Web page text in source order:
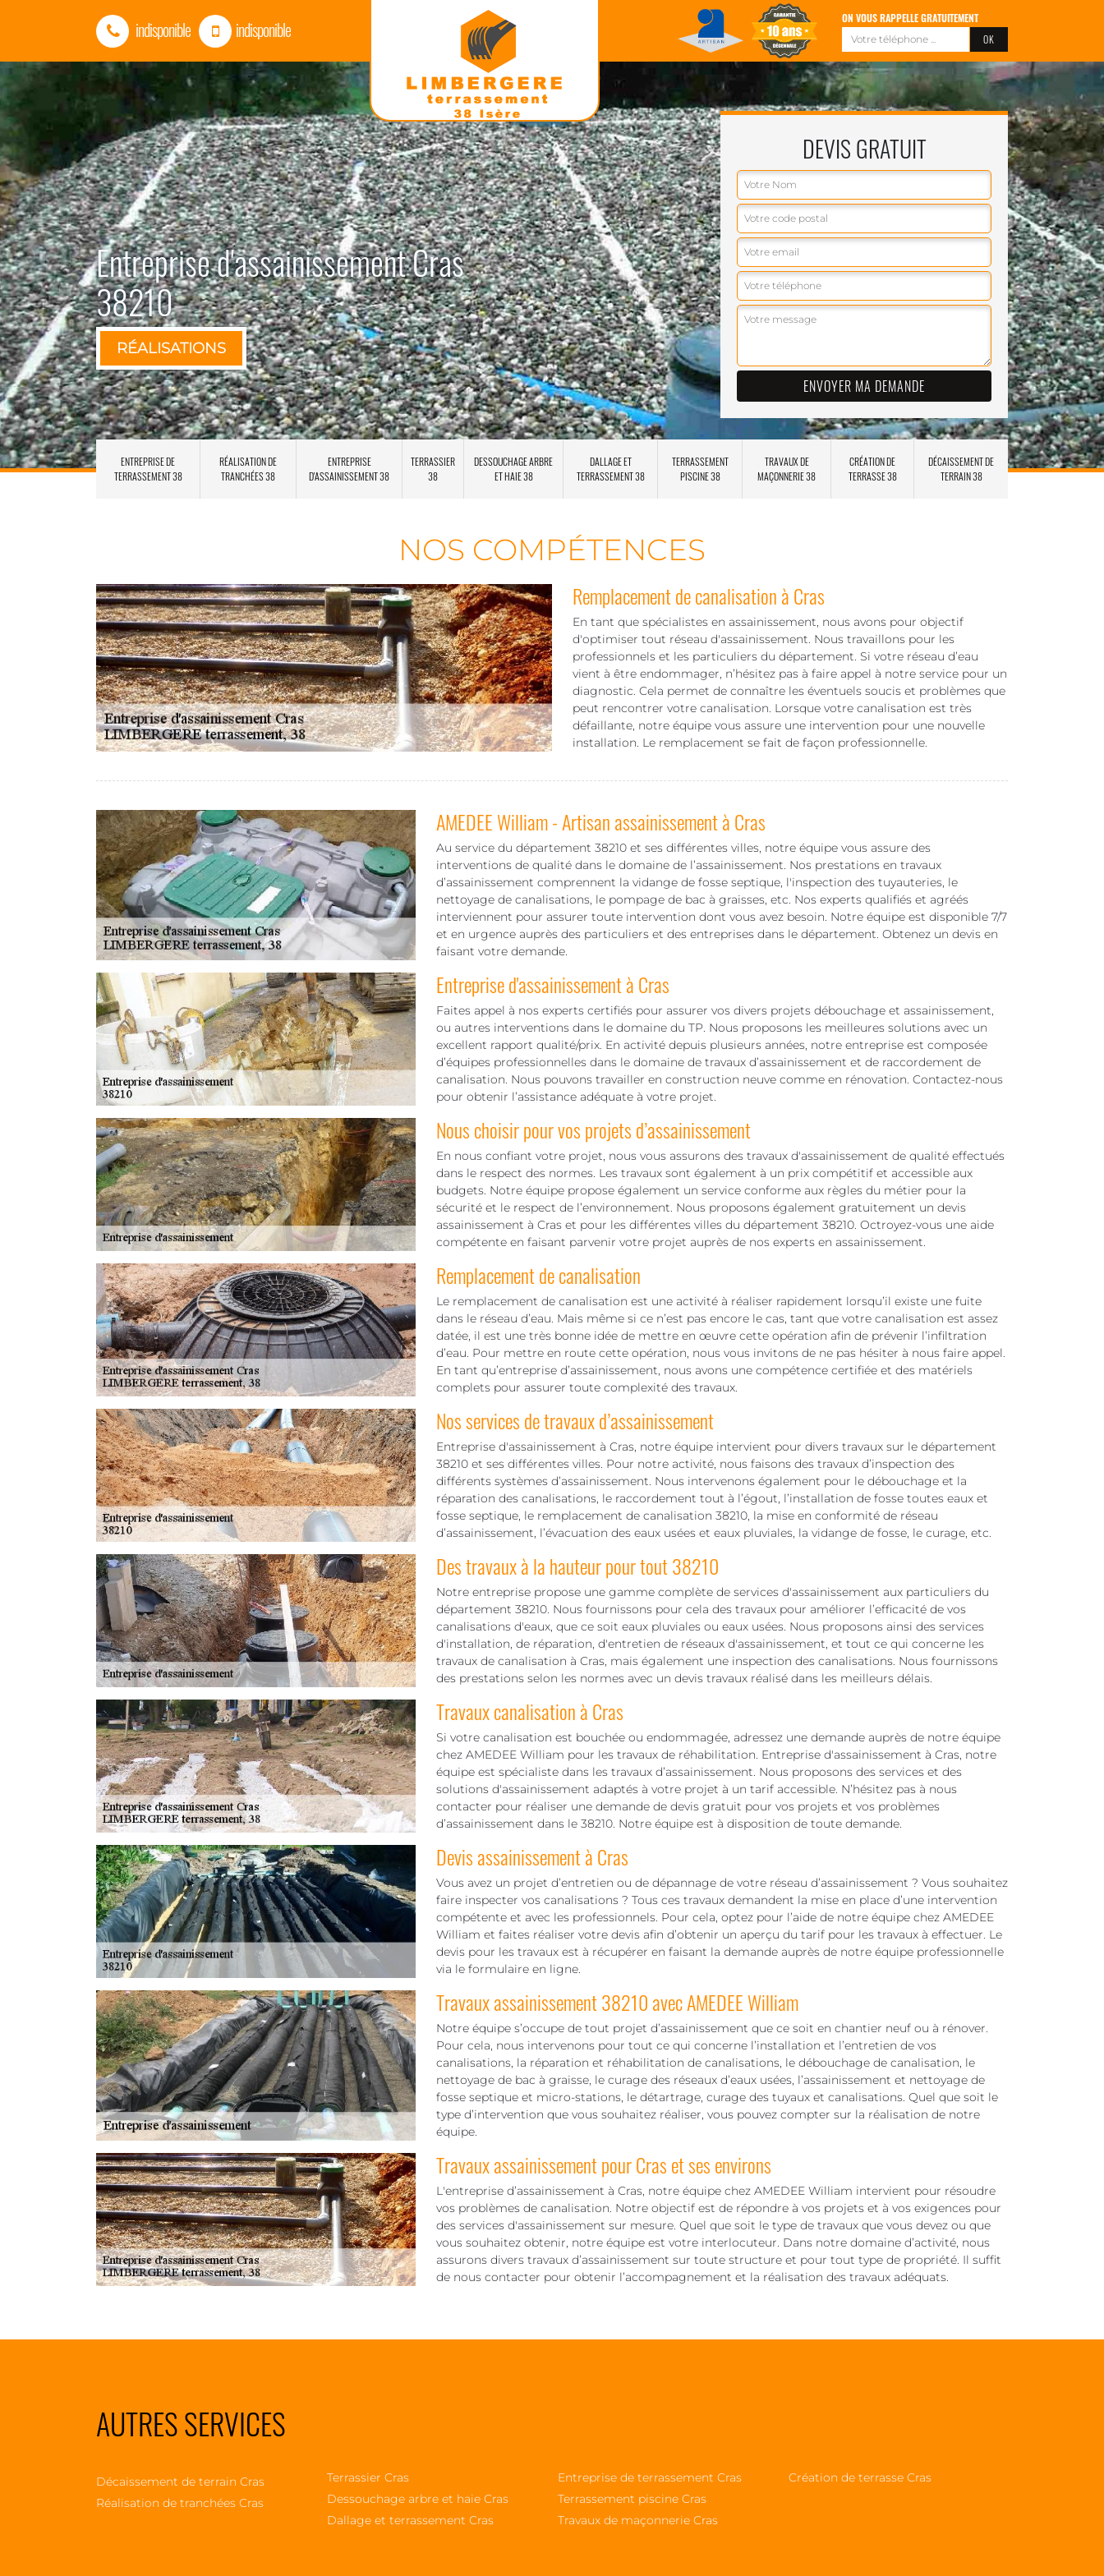
indisponible indisponible ON VOUS RAPPELLE GRATUITEMENT
Entreprise d'assainissement Cras
38210
RÉALISATIONS
DEVIS GRATUIT
ENTREPRISE DE
TERRASSEMENT 38
RÉALISATION DE
TRANCHÉES 38
ENTREPRISE
D'ASSAINISSEMENT 38
TERRASSIER
38
DESSOUCHAGE ARBRE
ET HAIE 38
DALLAGE ET
TERRASSEMENT 38
TERRASSEMENT
PISCINE 38
TRAVAUX DE
MAÇONNERIE 38
CRÉATION DE
TERRASSE 38
DÉCAISSEMENT DE
TERRAIN 38
NOS COMPÉTENCES
Remplacement de canalisation à Cras
En tant que spécialistes en assainissement, nous avons pour objectif
d'optimiser tout réseau d'assainissement. Nous travaillons pour les
professionnels et les particuliers du département. Si votre réseau d’eau
vient à être endommager, n’hésitez pas à faire appel à notre service pour un
diagnostic. Cela permet de connaître les éventuels soucis et problèmes que
peut rencontrer votre canalisation. Lorsque votre canalisation est très
défaillante, notre équipe vous assure une intervention pour une nouvelle
installation. Le remplacement se fait de façon professionnelle.
AMEDEE William - Artisan assainissement à Cras
Au service du département 38210 et ses différentes villes, notre équipe vous assure des
interventions de qualité dans le domaine de l’assainissement. Nos prestations en travaux
d’assainissement comprennent la vidange de fosse septique, l'inspection des tuyauteries, le
nettoyage de canalisations, le pompage de bac à graisses, etc. Nos experts qualifiés et agréés
interviennent pour assurer toute intervention dont vous avez besoin. Notre équipe est disponible 7/7
et en urgence auprès des particuliers et des entreprises dans le département. Obtenez un devis en
faisant votre demande.
Entreprise d'assainissement à Cras
Faites appel à nos experts certifiés pour assurer vos divers projets débouchage et assainissement,
ou autres interventions dans le domaine du TP. Nous proposons les meilleures solutions avec un
excellent rapport qualité/prix. En activité depuis plusieurs années, notre entreprise est composée
d’équipes professionnelles dans le domaine de travaux d’assainissement et de raccordement de
canalisation. Nous pouvons travailler en construction neuve comme en rénovation. Contactez-nous
pour obtenir l’assistance adéquate à votre projet.
Nous choisir pour vos projets d’assainissement
En nous confiant votre projet, nous vous assurons des travaux d'assainissement de qualité effectués
dans le respect des normes. Les travaux sont également à un prix compétitif et accessible aux
budgets. Notre équipe propose également un service conforme aux règles du métier pour la
sécurité et le respect de l’environnement. Nous proposons également gratuitement un devis
assainissement à Cras et pour les différentes villes du département 38210. Octroyez-vous une aide
compétente en faisant parvenir votre projet auprès de nos experts en assainissement.
Remplacement de canalisation
Le remplacement de canalisation est une activité à réaliser rapidement lorsqu’il existe une fuite
dans le réseau d’eau. Mais même si ce n’est pas encore le cas, tant que votre canalisation est assez
datée, il est une très bonne idée de mettre en œuvre cette opération afin de prévenir l’infiltration
d’eau. Pour mettre en route cette opération, nous vous invitons de ne pas hésiter à nous faire appel.
En tant qu’entreprise d’assainissement, nous avons une compétence certifiée et des matériels
complets pour assurer toute complexité des travaux.
Nos services de travaux d’assainissement
Entreprise d'assainissement à Cras, notre équipe intervient pour divers travaux sur le département
38210 et ses différentes villes. Pour notre activité, nous faisons des travaux d’inspection des
différents systèmes d’assainissement. Nous intervenons également pour le débouchage et la
réparation des canalisations, le raccordement tout à l’égout, l’installation de fosse toutes eaux et
fosse septique, le remplacement de canalisation 38210, la mise en conformité de réseau
d’assainissement, l’évacuation des eaux usées et eaux pluviales, la vidange de fosse, le curage, etc.
Des travaux à la hauteur pour tout 38210
Notre entreprise propose une gamme complète de services d'assainissement aux particuliers du
département 38210. Nous fournissons pour cela des travaux pour améliorer l’efficacité de vos
canalisations d'eaux, que ce soit eaux pluviales ou eaux usées. Nous proposons ainsi des services
d'installation, de réparation, d'entretien de réseaux d'assainissement, et tout ce qui concerne les
travaux de canalisation à Cras, mais également une inspection des canalisations. Nous fournissons
des prestations selon les normes avec un devis travaux réalisé dans les meilleurs délais.
Travaux canalisation à Cras
Si votre canalisation est bouchée ou endommagée, adressez une demande auprès de notre équipe
chez AMEDEE William pour les travaux de réhabilitation. Entreprise d'assainissement à Cras, notre
équipe est spécialiste dans les travaux d’assainissement. Nous proposons des services et des
solutions d'assainissement adaptés à votre projet à un tarif accessible. N’hésitez pas à nous
contacter pour réaliser une demande de devis gratuit pour vos projets et vos problèmes
d’assainissement dans le 38210. Notre équipe est à disposition de toute demande.
Devis assainissement à Cras
Vous avez un projet d’entretien ou de dépannage de votre réseau d’assainissement ? Vous souhaitez
faire inspecter vos canalisations ? Tous ces travaux demandent la mise en place d’une intervention
compétente et avec les professionnels. Pour cela, optez pour l’aide de notre équipe chez AMEDEE
William et faites réaliser votre devis afin d’obtenir un aperçu du tarif pour les travaux à effectuer. Le
devis pour les travaux est à récupérer en faisant la demande auprès de notre équipe professionnelle
via le formulaire en ligne.
Travaux assainissement 38210 avec AMEDEE William
Notre équipe s’occupe de tout projet d’assainissement que ce soit en chantier neuf ou à rénover.
Pour cela, nous intervenons pour tout ce qui concerne l’installation et l’entretien de vos
canalisations, la réparation et réhabilitation de canalisations, le débouchage de canalisation, le
nettoyage de bac à graisse, le curage des réseaux d’eaux usées, l’assainissement et nettoyage de
fosse septique et micro-stations, le détartrage, curage des tuyaux et canalisations. Quel que soit le
type d’intervention que vous souhaitez réaliser, vous pouvez compter sur la réalisation de notre
équipe.
Travaux assainissement pour Cras et ses environs
L'entreprise d’assainissement à Cras, notre équipe chez AMEDEE William intervient pour résoudre
vos problèmes de canalisation. Notre objectif est de répondre à vos projets et à vos exigences pour
des services d'assainissement sur mesure. Quel que soit le type de travaux que vous devez ou que
vous souhaitez obtenir, notre équipe est votre interlocuteur. Dans notre domaine d’activité, nous
assurons divers travaux d’assainissement sur toute structure et pour tout type de propriété. Il suffit
de nous contacter pour obtenir l’accompagnement et la réalisation des travaux adéquats.
AUTRES SERVICES
Décaissement de terrain Cras
Réalisation de tranchées Cras
Terrassier Cras
Dessouchage arbre et haie Cras
Dallage et terrassement Cras
Entreprise de terrassement Cras
Terrassement piscine Cras
Travaux de maçonnerie Cras
Création de terrasse Cras